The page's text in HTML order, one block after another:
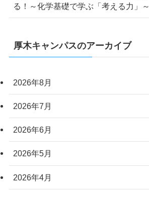
る！～化学基礎で学ぶ「考える力」～
厚木キャンパスのアーカイブ
2026年8月
2026年7月
2026年6月
2026年5月
2026年4月